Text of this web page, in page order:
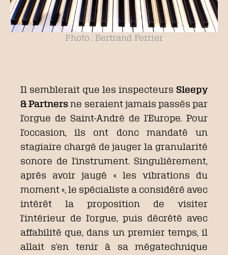
Photo : Bertrand Ferrier
Il semblerait que les inspecteurs Sleepy
& Partners ne seraient jamais passés par
l’orgue de Saint-André de l’Europe. Pour
l’occasion, ils ont donc mandaté un
stagiaire chargé de jauger la granularité
sonore de l’instrument. Singulièrement,
après avoir jaugé « les vibrations du
moment », le spécialiste a considéré avec
intérêt la proposition de visiter
l’intérieur de l’orgue, puis décrété avec
affabilité que, dans un premier temps, il
allait s’en tenir à sa mégatechnique